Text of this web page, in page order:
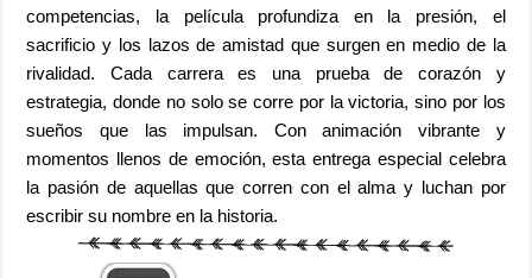
competencias, la película profundiza en la presión, el
sacrificio y los lazos de amistad que surgen en medio de la
rivalidad. Cada carrera es una prueba de corazón y
estrategia, donde no solo se corre por la victoria, sino por los
sueños que las impulsan. Con animación vibrante y
momentos llenos de emoción, esta entrega especial celebra
la pasión de aquellas que corren con el alma y luchan por
escribir su nombre en la historia.